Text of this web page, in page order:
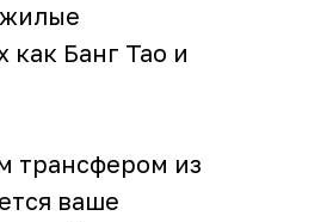
Банг Тао и
трансфером из
ваше